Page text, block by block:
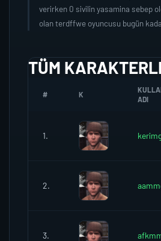
verirken 0 sivilin yasamina sebep
olan terdffwe oyuncusu bugün
TÜM
# K
ADI
1.
2.
3.